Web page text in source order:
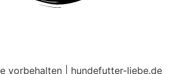
vorbehalten | hundefutter-liebe.de